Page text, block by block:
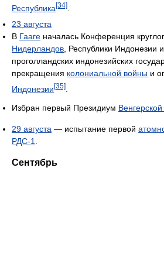
Республика[34]
23 августа
В Гааге началась Конференция
Нидерландов , Республики Индонезии
проголландских индонезийских
прекращения колониальной войны и
Индонезии[35]
Избран первый Президиум
29 августа — испытание первой
РДС-1
Сентябрь